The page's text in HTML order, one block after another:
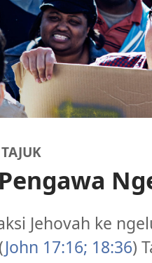
Jehovah ke
John 17:16; 18:36)